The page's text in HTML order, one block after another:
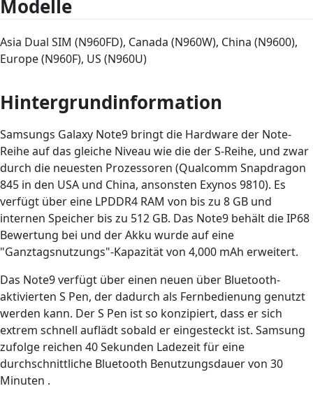
Modelle
Asia Dual SIM (N960FD), Canada (N960W), China (N9600),
Europe (N960F), US (N960U)
Hintergrundinformation
Samsungs Galaxy Note9 bringt die Hardware der Note-
Reihe auf das gleiche Niveau wie die der S-Reihe, und zwar
durch die neuesten Prozessoren (Qualcomm Snapdragon
845 in den USA und China, ansonsten Exynos 9810). Es
verfügt über eine LPDDR4 RAM von bis zu 8 GB und
internen Speicher bis zu 512 GB. Das Note9 behält die IP68
Bewertung bei und der Akku wurde auf eine
"Ganztagsnutzungs"-Kapazität von 4,000 mAh erweitert.
Das Note9 verfügt über einen neuen über Bluetooth-
aktivierten S Pen, der dadurch als Fernbedienung genutzt
werden kann. Der S Pen ist so konzipiert, dass er sich
extrem schnell auflädt sobald er eingesteckt ist. Samsung
zufolge reichen 40 Sekunden Ladezeit für eine
durchschnittliche Bluetooth Benutzungsdauer von 30
Minuten .